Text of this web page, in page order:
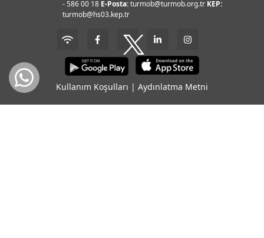
- 586 00 18 E-Posta:turmob@turmob.org.tr KEP:
turmob@hs03.kep.tr
Kullanım Koşulları | Aydınlatma Metni